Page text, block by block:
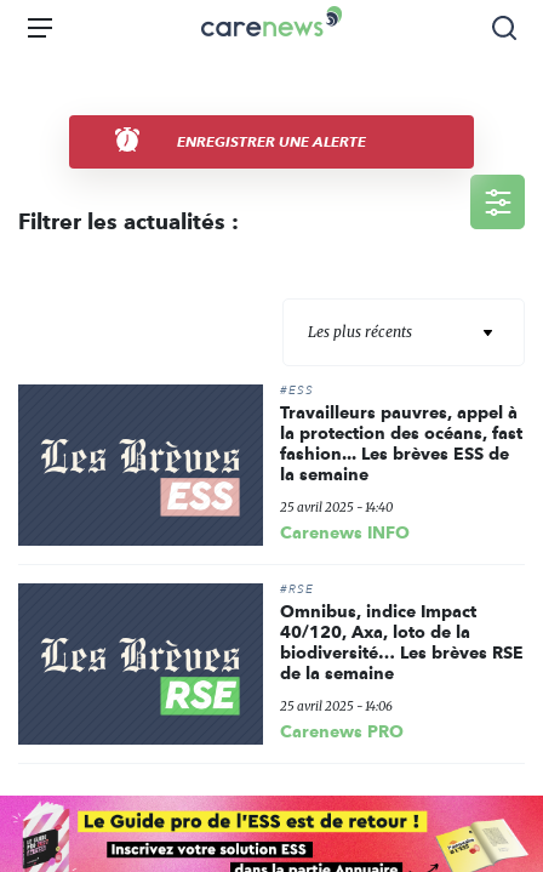
Aller
Carenews,
acteurs
de
Menu
ENREGISTRER UNE ALERTE
Filtrer les actualités :
Les plus récents
#ESS
Travailleurs pauvres, appel à
la protection des océans, fast
fashion... Les brèves ESS de
la semaine
25 avril 2025 - 14:40
Carenews INFO
#RSE
Omnibus, indice Impact
40/120, Axa, loto de la
biodiversité… Les brèves RSE
de la semaine
25 avril 2025 - 14:06
Carenews PRO